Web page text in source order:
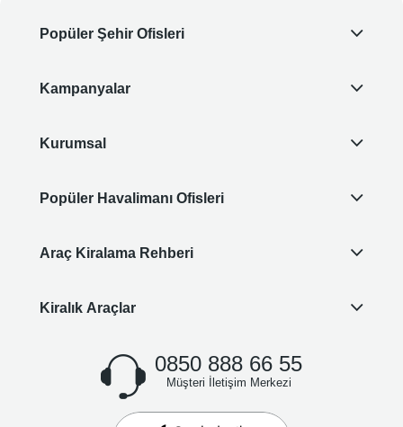
Popüler Şehir Ofisleri
Kampanyalar
Kurumsal
Popüler Havalimanı Ofisleri
Araç Kiralama Rehberi
Kiralık Araçlar
0850 888 66 55
Müşteri İletişim Merkezi